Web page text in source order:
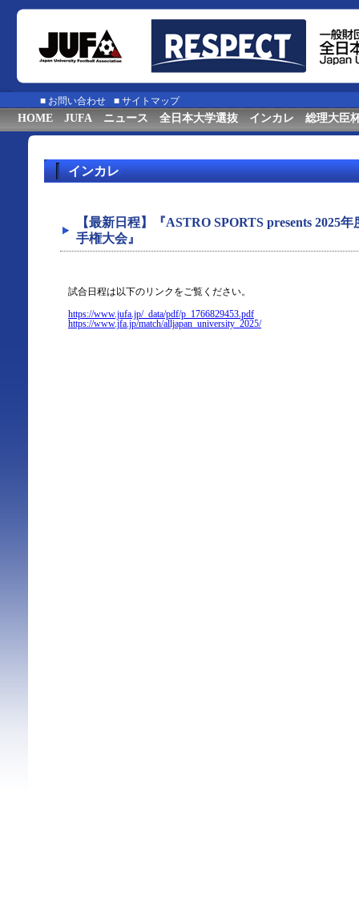
■ お問い合わせ ■ サイトマップ
HOME JUFA ニュース 全日本大学選抜 インカレ 総理大臣
インカレ
【最新日程】『ASTRO SPORTS presents 2025
手権大会』
試合日程は以下のリンクをご覧ください。
https://www.jufa.jp/_data/pdf/p_1766829453.pdf
https://www.jfa.jp/match/alljapan_university_2025/